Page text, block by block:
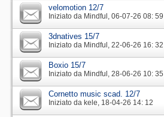
velomotion 12/7
Iniziato da Mindful‎, 06-07-26 08: 59
3dnatives 15/7
Iniziato da Mindful‎, 22-06-26 16: 32
Boxio 15/7
Iniziato da Mindful‎, 28-06-26 10: 35
Cornetto music scad. 12/7
Iniziato da kele‎, 18-04-26 14: 12